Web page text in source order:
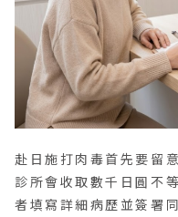
赴日施打肉毒首先要留
診所會收取數千日圓不
者填寫詳細病歷並簽署